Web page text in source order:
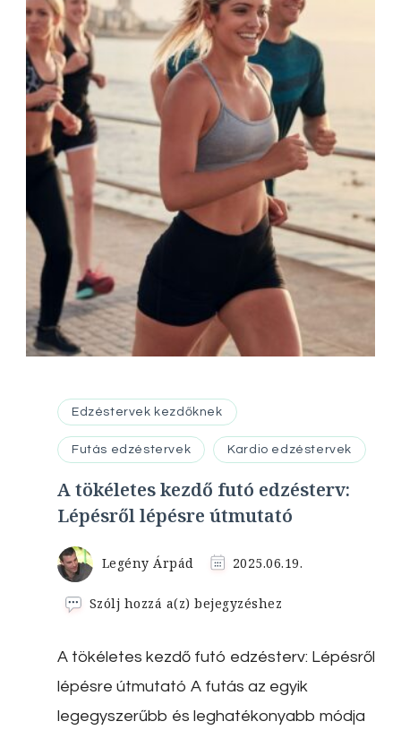
Edzéstervek kezdőknek
Futás edzéstervek Kardio edzéstervek
A tökéletes kezdő futó edzésterv:
Lépésről lépésre útmutató
Legény Árpád 2025.06.19.
Szólj hozzá a(z)A
futó
edzésterv:
Lépésről
lépésre
bejegyzéshez
A tökéletes kezdő futó edzésterv: Lépésről
lépésre útmutató A futás az egyik
legegyszerűbb és leghatékonyabb módja